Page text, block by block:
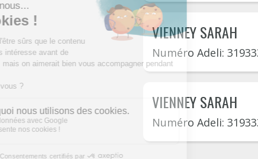
VIENNEY SARAH
Numéro Adeli:
VIENNEY SARAH
Numéro Adeli: